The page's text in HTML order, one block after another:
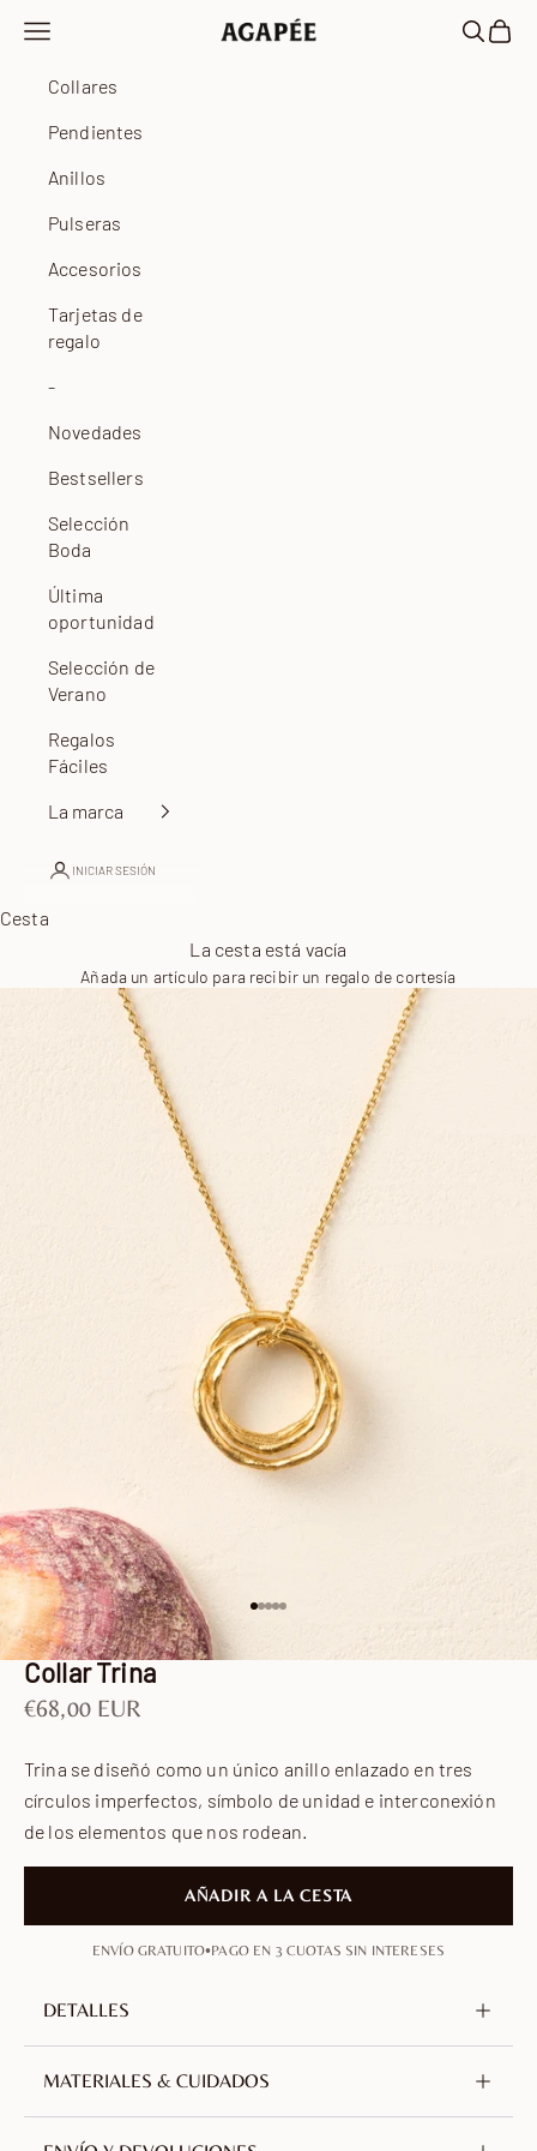
Agapée
Abrir menú de navegación AbrirAbrir
Collares
Pendientes
Anillos
Pulseras
Accesorios
Tarjetas de
regalo
-
Novedades
Bestsellers
Selección
Boda
Última
oportunidad
Selección de
Verano
Regalos
Fáciles
La marca
INICIAR SESIÓN
Cesta
La cesta está vacía
Añada un artículo para recibir un regalo de cortesía
Ir al artículo 1
Ir al artículo 2
Ir al artículo 3
Ir al artículo 4
Ir al artículo 5
Collar Trina
Precio de oferta
€68,00 EUR
Trina se diseñó como un único anillo enlazado en tres
círculos imperfectos, símbolo de unidad e interconexión
de los elementos que nos rodean.
AÑADIR A LA CESTA
ENVÍO GRATUITO•PAGO EN 3 CUOTAS SIN INTERESES
DETALLES
Metal
Chapado
Oro de 18 quilates
MATERIALES & CUIDADOS